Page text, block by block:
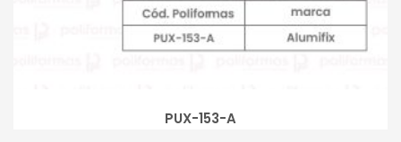
PUX-153-A